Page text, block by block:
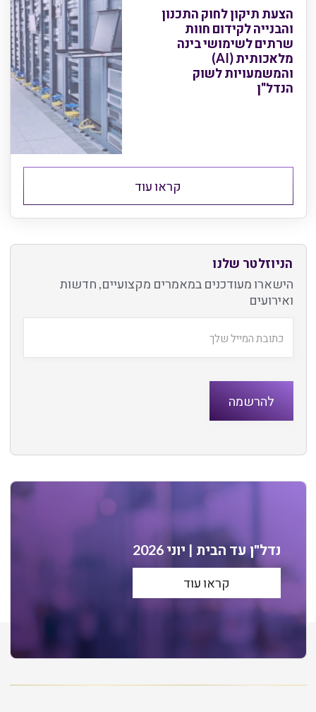
הצעת תיקון לחוק התכנון
והבנייה לקידום חוות
שרתים לשימושי בינה
מלאכותית (AI)
והמשמעויות לשוק
הנדל"ן
קראו עוד
הניוזלטר שלנו
הישארו מעודכנים במאמרים מקצועיים, חדשות
ואירועים
נדל"ן עד הבית | יוני 2026
קראו עוד